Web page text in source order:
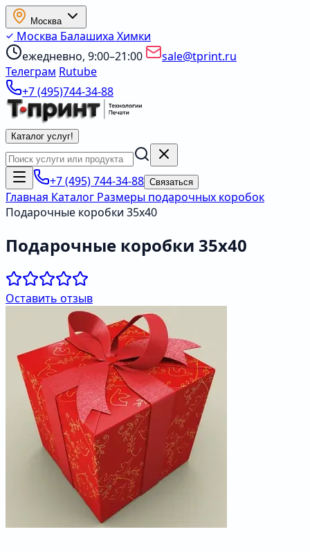
Москва
Москва Балашиха Химки
ежедневно, 9:00–21:00
sale@tprint.ru
Телеграм Rutube
+7 (495)744-34-88
Каталог услуг!
+7 (495) 744-34-88 Связаться
Главная Каталог Размеры подарочных коробок
Подарочные коробки 35х40
Подарочные коробки 35х40
Оставить отзыв